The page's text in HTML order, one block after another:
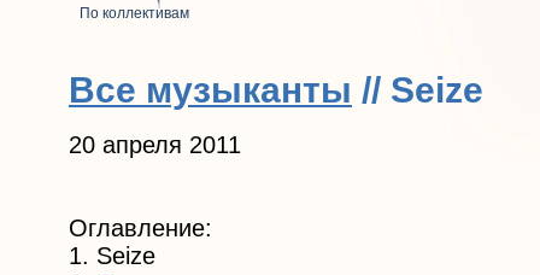
По коллективам
Все музыканты // Seize
20 апреля 2011
Оглавление:
1. Seize